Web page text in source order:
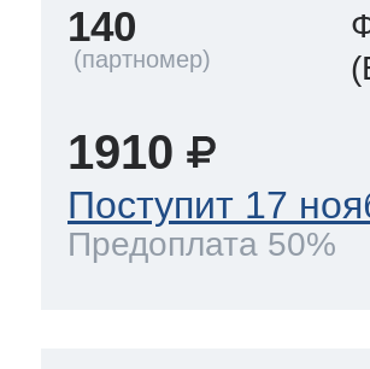
140
1910
Поступит 17
Предоплата 50%